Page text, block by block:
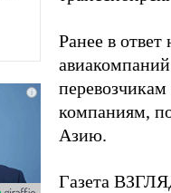
Ранее в
компаниям,
Азию.
Газета